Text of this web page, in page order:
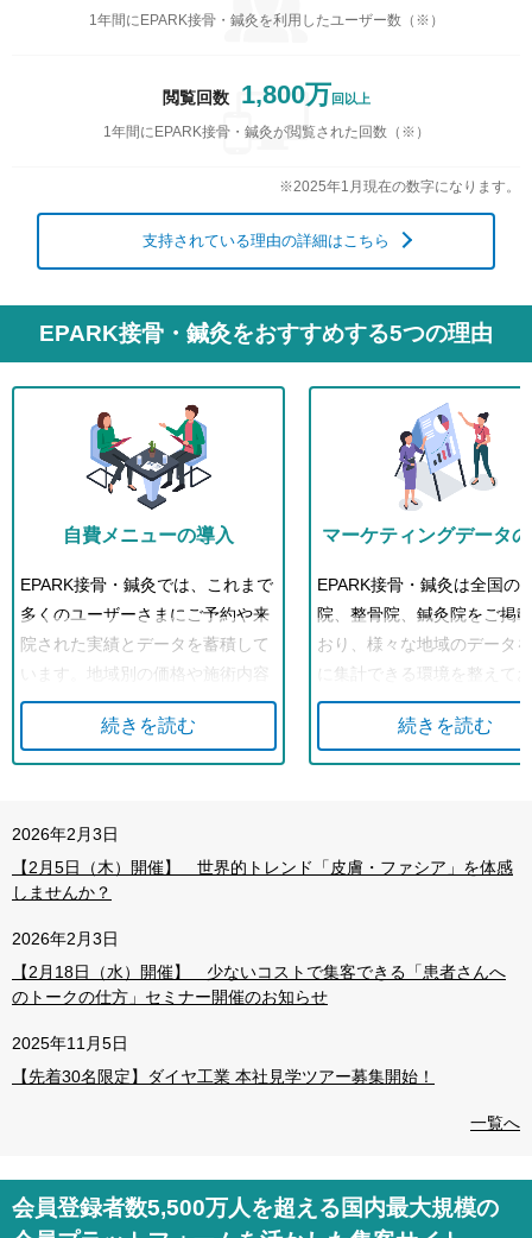
1年間にEPARK接骨・鍼灸を利用したユーザー数（※）
閲覧回数 1,800万 回以上
1年間にEPARK接骨・鍼灸が閲覧された回数（※）
※2025年1月現在の数字になります。
支持されている理由の詳細はこちら
EPARK接骨・鍼灸をおすすめする5つの理由
自費メニューの導入
EPARK接骨・鍼灸では、これまで
多くのユーザーさまにご予約や来
院された実績とデータを蓄積して
います。地域別の価格や施術内容
など、それらのビックデータを活
用することで、効率的な集客に結
び付けることができています。開
悩みになられていたり、「これか
い」と考えられている先生方の自
費メニュー導入のサポートをしっ
かりと行っております。
続きを読む
マーケティングデータ
EPARK接骨・鍼灸は全国の
院、整骨院、鍼灸院をご掲
おり、様々な地域のデータ
に集計できる環境を整えて
す。今やホームページやブ
どお持ちの施設さまは当た
なっている昨今ですが、そ
ています。そういった中で
っております。
続きを読む
2026年2月3日
【2月5日（木）開催】 世界的トレンド「皮膚・ファシア」を体感
しませんか？
2026年2月3日
【2月18日（水）開催】 少ないコストで集客できる「患者さんへ
のトークの仕方」セミナー開催のお知らせ
2025年11月5日
【先着30名限定】ダイヤ工業 本社見学ツアー募集開始！
一覧へ
会員登録者数5,500万人を超える国内最大規模の